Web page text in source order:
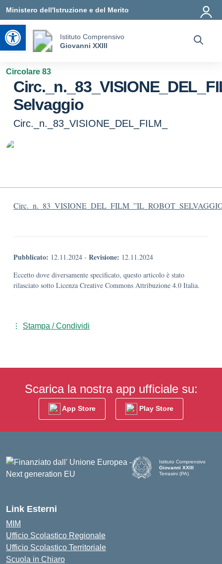
Apri la barra degli strumenti
Ministero dell'Istruzione e del Merito
Istituto Comprensivo
Giovanni XXIII
Circolare 83
Selvaggio
Circ._n._83_VISIONE_DEL_FILM_
Pubblicato: 12.11.2024 - Revisione: 12.11.2024
Eccetto dove diversamente specificato, questo articolo è stato
rilasciato sotto Licenza Creative Commons Attribuzione 4.0 Italia.
Stampa / Condividi
Scarica la nostra app ufficiale su:
App Store Play Store
Istituto Comprensivo
Giovanni XXIII
Terrasini (PA)
Link Esterni
MIM
Ufficio Scolastico Regionale
Ufficio Scolastico Territoriale
Scuola in Chiaro